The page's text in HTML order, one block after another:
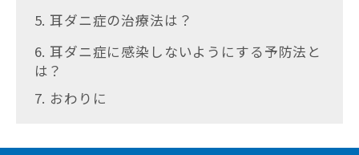
5. 耳ダニ症の治療法は？
6. 耳ダニ症に感染しないようにする予防法と
は？
7. おわりに